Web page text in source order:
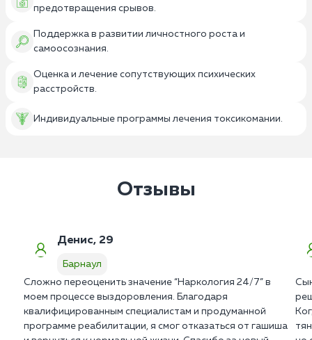
предотвращения срывов.
Поддержка в развитии личностного роста и
самоосознания.
Оценка и лечение сопутствующих психических
расстройств.
Индивидуальные программы лечения токсикомании.
Отзывы
Денис, 29
Барнаул
Сложно переоценить значение “Наркология 24/7” в
моем процессе выздоровления. Благодаря
квалифицированным специалистам и продуманной
программе реабилитации, я смог отказаться от гашиша